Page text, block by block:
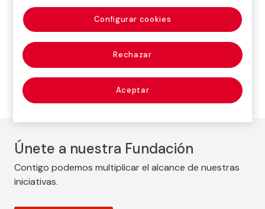
Conjunto de accionistas de una sociedad.
Únete a nuestra Fundación
Contigo podemos multiplicar el alcance de nuestras
iniciativas.
Rechazar
Aceptar
Configurar cookies